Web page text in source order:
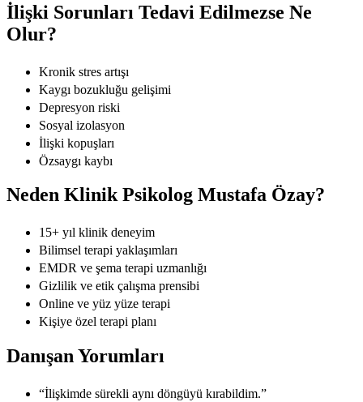
İlişki Sorunları Tedavi Edilmezse Ne
Olur?
Kronik stres artışı
Kaygı bozukluğu gelişimi
Depresyon riski
Sosyal izolasyon
İlişki kopuşları
Özsaygı kaybı
Neden Klinik Psikolog Mustafa Özay?
15+ yıl klinik deneyim
Bilimsel terapi yaklaşımları
EMDR ve şema terapi uzmanlığı
Gizlilik ve etik çalışma prensibi
Online ve yüz yüze terapi
Kişiye özel terapi planı
Danışan Yorumları
“İlişkimde sürekli aynı döngüyü kırabildim.”